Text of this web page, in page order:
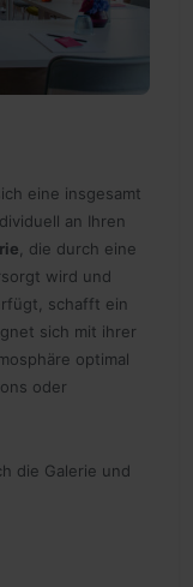
eine insgesamt
an Ihren
, die durch eine
wird und
schafft ein
sich mit ihrer
optimal
oder
die Galerie und